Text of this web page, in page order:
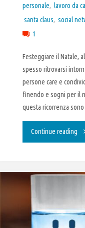
personale, lavoro da
santa claus, social
1
Festeggiare il Natale,
spesso ritrovarsi
persone care e
finendo e sogni per il
questa ricorrenza
Continue reading